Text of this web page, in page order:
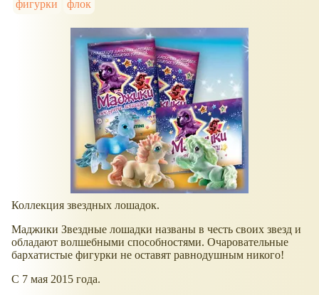
фигурки
флок
Коллекция звездных лошадок.
Маджики Звездные лошадки названы в честь своих звезд и
обладают волшебными способностями. Очаровательные
бархатистые фигурки не оставят равнодушным никого!
С 7 мая 2015 года.